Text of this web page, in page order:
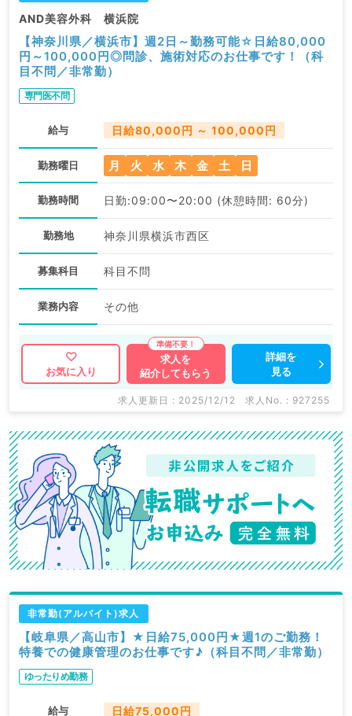
AND美容外科 横浜院
【神奈川県／横浜市】週2日～勤務可能☆日給80,000
円～100,000円◎問診、施術対応のお仕事です！（科
目不問／非常勤）
専門医不問
給与 日給80,000円 ～ 100,000円
勤務曜日 月 火 水 木 金 土 日
勤務時間 日勤:09:00〜20:00 (休憩時間: 60分)
勤務地 神奈川県横浜市西区
募集科目 科目不問
業務内容 その他
お気に入り
求人を
紹介してもらう
詳細を
見る
求人更新日 : 2025/12/12 求人No. : 927255
非常勤(アルバイト)求人
【岐阜県／高山市】★日給75,000円★週1のご勤務！
特養での健康管理のお仕事です♪（科目不問／非常勤）
ゆったりめ勤務
給与 日給75,000円